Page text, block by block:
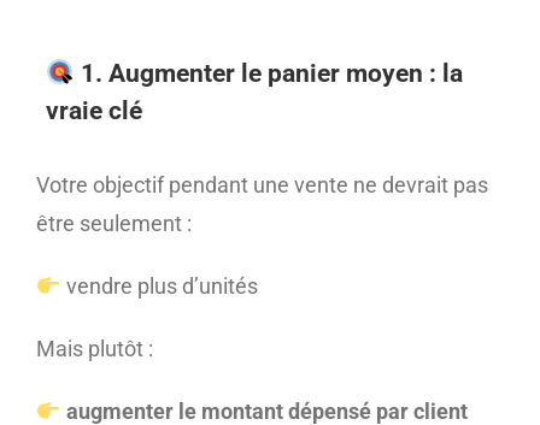
1. Augmenter le panier moyen : la
vraie clé
Votre objectif pendant une vente ne devrait pas
être seulement :
vendre plus d’unités
Mais plutôt :
augmenter le montant dépensé par client